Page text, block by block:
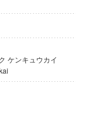
ケンキュウカイ